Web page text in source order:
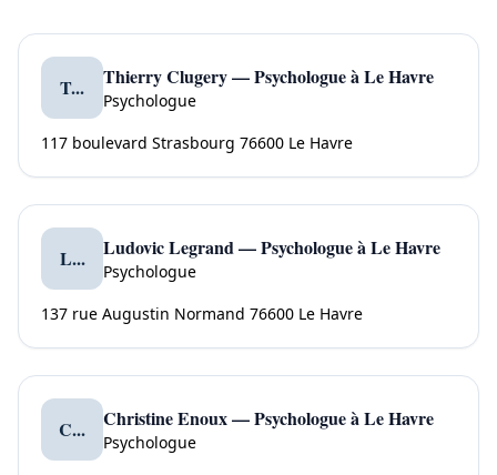
T... Thierry Clugery — Psychologue à Le Havre
Psychologue
117 boulevard Strasbourg 76600 Le Havre
L... Ludovic Legrand — Psychologue à Le Havre
Psychologue
137 rue Augustin Normand 76600 Le Havre
C... Christine Enoux — Psychologue à Le Havre
Psychologue